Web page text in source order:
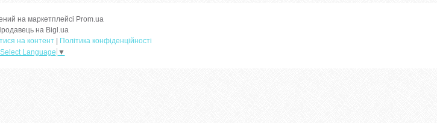
на маркетплейсі Prom.ua
на Bigl.ua
на контент | Політика конфіденційності
Select Language ▼